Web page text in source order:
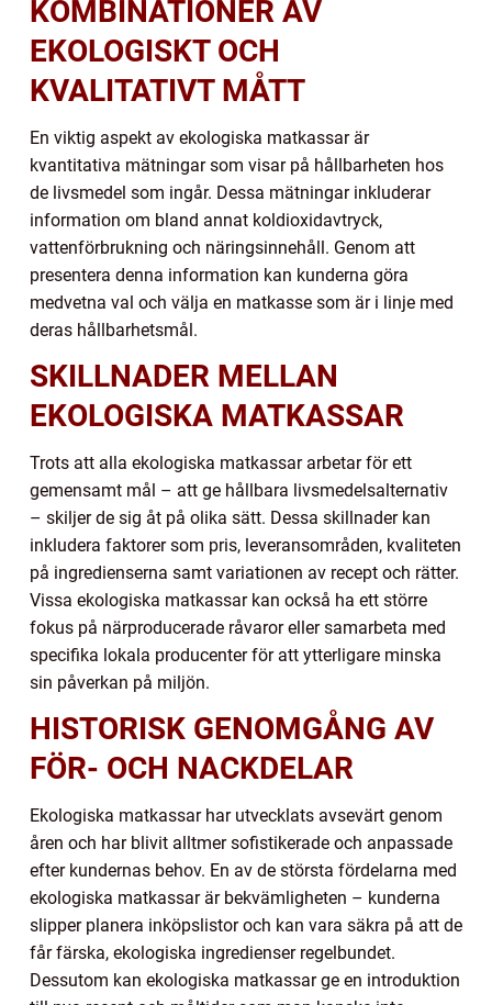
KOMBINATIONER AV
EKOLOGISKT OCH
KVALITATIVT MÅTT
En viktig aspekt av ekologiska matkassar är
kvantitativa mätningar som visar på hållbarheten hos
de livsmedel som ingår. Dessa mätningar inkluderar
information om bland annat koldioxidavtryck,
vattenförbrukning och näringsinnehåll. Genom att
presentera denna information kan kunderna göra
medvetna val och välja en matkasse som är i linje med
deras hållbarhetsmål.
SKILLNADER MELLAN
EKOLOGISKA MATKASSAR
Trots att alla ekologiska matkassar arbetar för ett
gemensamt mål – att ge hållbara livsmedelsalternativ
– skiljer de sig åt på olika sätt. Dessa skillnader kan
inkludera faktorer som pris, leveransområden, kvaliteten
på ingredienserna samt variationen av recept och rätter.
Vissa ekologiska matkassar kan också ha ett större
fokus på närproducerade råvaror eller samarbeta med
specifika lokala producenter för att ytterligare minska
sin påverkan på miljön.
HISTORISK GENOMGÅNG AV
FÖR- OCH NACKDELAR
Ekologiska matkassar har utvecklats avsevärt genom
åren och har blivit alltmer sofistikerade och anpassade
efter kundernas behov. En av de största fördelarna med
ekologiska matkassar är bekvämligheten – kunderna
slipper planera inköpslistor och kan vara säkra på att de
får färska, ekologiska ingredienser regelbundet.
Dessutom kan ekologiska matkassar ge en introduktion